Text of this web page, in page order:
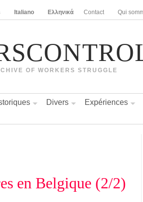
Italiano Ελληνικά Contact Qui
OF WORKERS STRUGGLE
Divers Expériences
en Belgique (2/2)